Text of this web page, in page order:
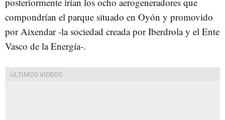
compondrían el parque situado en Oyón y promovido
por Aixendar -la sociedad creada por Iberdrola y el Ente
Vasco de la Energía-.